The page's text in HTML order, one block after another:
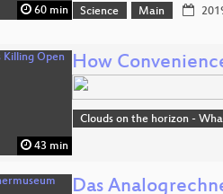
60 min Science Main
43 min
How
Clouds on the horizon -
Das